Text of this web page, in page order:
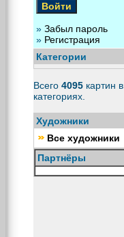
» Забыл пароль
» Регистрация
Категории
Всего 4095 картин в
категориях.
Художники
Все художники
Партнёры